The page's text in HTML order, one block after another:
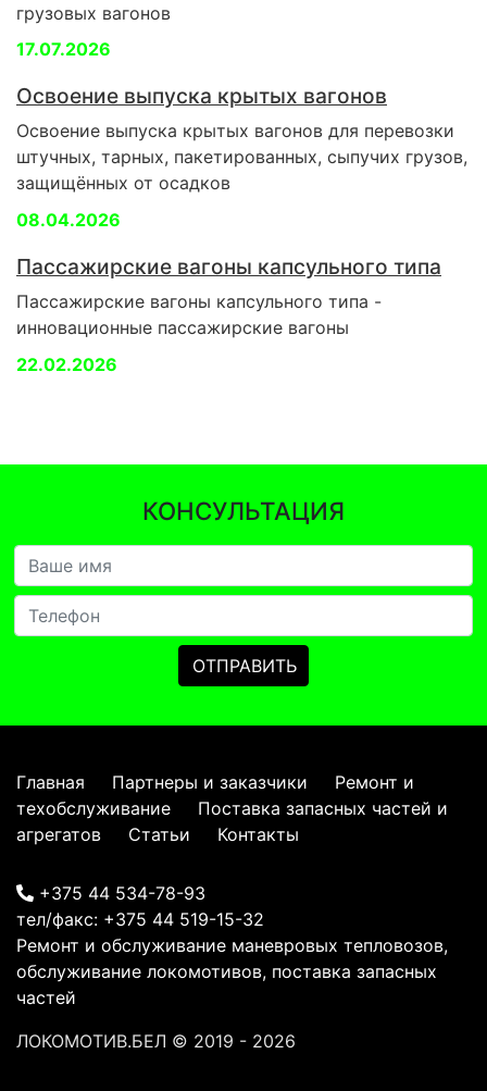
грузовых вагонов
17.07.2026
Освоение выпуска крытых вагонов
Освоение выпуска крытых вагонов для перевозки
штучных, тарных, пакетированных, сыпучих грузов,
защищённых от осадков
08.04.2026
Пассажирские вагоны капсульного типа
Пассажирские вагоны капсульного типа -
инновационные пассажирские вагоны
22.02.2026
КОНСУЛЬТАЦИЯ
Главная Партнеры и заказчики
Ремонт и
техобслуживание
Поставка запасных частей и
агрегатов
Статьи Контакты
+375 44 534-78-93
тел/факс: +375 44 519-15-32
Ремонт и обслуживание маневровых тепловозов,
обслуживание локомотивов, поставка запасных
частей
ЛОКОМОТИВ.БЕЛ © 2019 - 2026